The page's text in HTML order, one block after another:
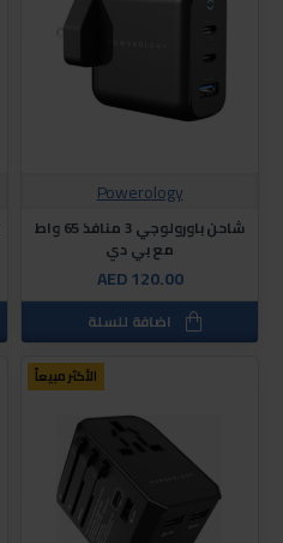
Powerology
شاحن باورولوجي 3 منافذ 65 واط
مع بي دي
AED 120.00
اضافة للسلة
الأكثر مبيعاً